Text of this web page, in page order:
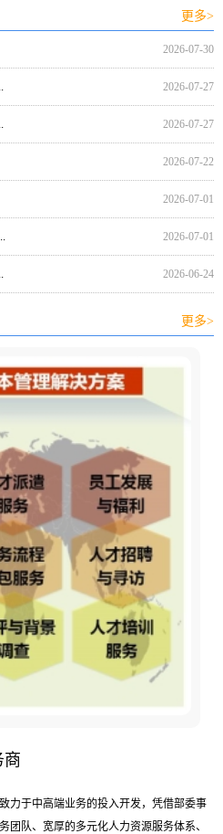
更多>
2026-07-30
2026-07-27
2026-07-27
2026-07-22
2026-07-01
2026-07-01
2026-06-24
更多>
商
力于中高端业务的投入开发，凭借部委事
团队、宽厚的多元化人力资源服务体系、